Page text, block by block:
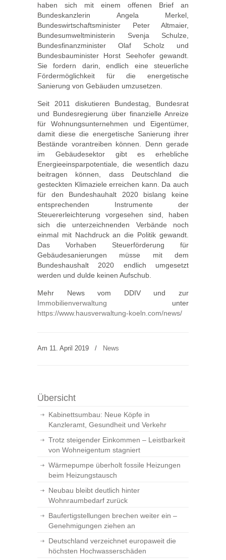
haben sich mit einem offenen Brief an
Bundeskanzlerin Angela Merkel,
Bundeswirtschaftsminister Peter Altmaier,
Bundesumweltministerin Svenja Schulze,
Bundesfinanzminister Olaf Scholz und
Bundesbauminister Horst Seehofer gewandt.
Sie fordern darin, endlich eine steuerliche
Fördermöglichkeit für die energetische
Sanierung von Gebäuden umzusetzen.
Seit 2011 diskutieren Bundestag, Bundesrat
und Bundesregierung über finanzielle Anreize
für Wohnungsunternehmen und Eigentümer,
damit diese die energetische Sanierung ihrer
Bestände vorantreiben können. Denn gerade
im Gebäudesektor gibt es erhebliche
Energieeinsparpotentiale, die wesentlich dazu
beitragen können, dass Deutschland die
gesteckten Klimaziele erreichen kann. Da auch
für den Bundeshauhalt 2020 bislang keine
entsprechenden Instrumente der
Steuererleichterung vorgesehen sind, haben
sich die unterzeichnenden Verbände noch
einmal mit Nachdruck an die Politik gewandt.
Das Vorhaben Steuerförderung für
Gebäudesanierungen müsse mit dem
Bundeshaushalt 2020 endlich umgesetzt
werden und dulde keinen Aufschub.
Mehr News vom DDIV und zur
Immobilienverwaltung unter
https://www.hausverwaltung-koeln.com/news/
Am 11. April 2019 / News
Übersicht
Kabinettsumbau: Neue Köpfe in
Kanzleramt, Gesundheit und Verkehr
Trotz steigender Einkommen – Leistbarkeit
von Wohneigentum stagniert
Wärmepumpe überholt fossile Heizungen
beim Heizungstausch
Neubau bleibt deutlich hinter
Wohnraumbedarf zurück
Baufertigstellungen brechen weiter ein –
Genehmigungen ziehen an
Deutschland verzeichnet europaweit die
höchsten Hochwasserschäden